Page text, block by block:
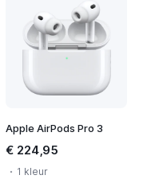
Apple AirPods Pro 3
€ 224,95
1 kleur